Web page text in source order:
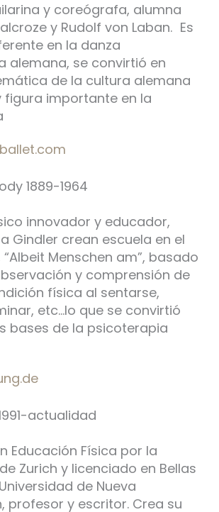
y coreógrafa, alumna
y Rudolf von Laban. Es
en la danza
alemana, se convirtió en
de la cultura alemana
figura importante en la
1889-1964
innovador y educador,
Gindler crean escuela en el
Menschen am”, basado
y comprensión de
física al sentarse,
etc…lo que se convirtió
bases de la psicoterapia
actualidad
Educación Física por la
Zurich y licenciado en Bellas
de Nueva
profesor y escritor. Crea su